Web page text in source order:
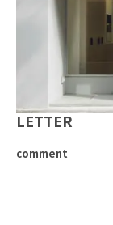
LETTER
comment